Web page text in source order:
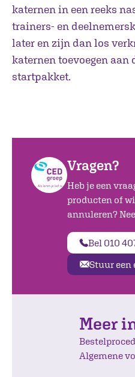
katernen in een reeks
trainers- en
later en zijn dan los
katernen toevoegen
startpakket.
Vragen?
Heb je een
producten of
annuleren?
Bel 010
Stuur een
Meer
Algemene